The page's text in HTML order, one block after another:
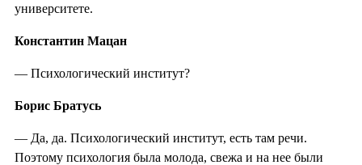
университете.
Константин Мацан
— Психологический институт?
Борис Братусь
— Да, да. Психологический институт, есть там речи.
Поэтому психология была молода, свежа и на нее были